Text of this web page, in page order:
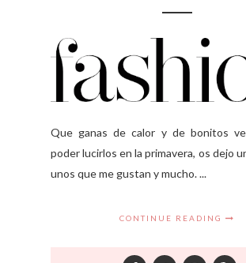
Que ganas de calor y de bonitos
poder lucirlos en la primavera, os dejo
unos que me gustan y mucho. ...
CONTINUE READING